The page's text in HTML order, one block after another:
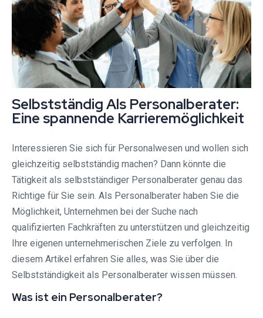
Selbstständig Als Personalberater:
Eine spannende Karrieremöglichkeit
Interessieren Sie sich für Personalwesen und wollen sich
gleichzeitig selbstständig machen? Dann könnte die
Tätigkeit als selbstständiger Personalberater genau das
Richtige für Sie sein. Als Personalberater haben Sie die
Möglichkeit, Unternehmen bei der Suche nach
qualifizierten Fachkräften zu unterstützen und gleichzeitig
Ihre eigenen unternehmerischen Ziele zu verfolgen. In
diesem Artikel erfahren Sie alles, was Sie über die
Selbstständigkeit als Personalberater wissen müssen.
Was ist ein Personalberater?